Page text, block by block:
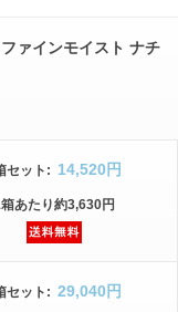
ァインモイスト ナチ
セット : 14,520円
あたり約3,630円
セット : 29,040円